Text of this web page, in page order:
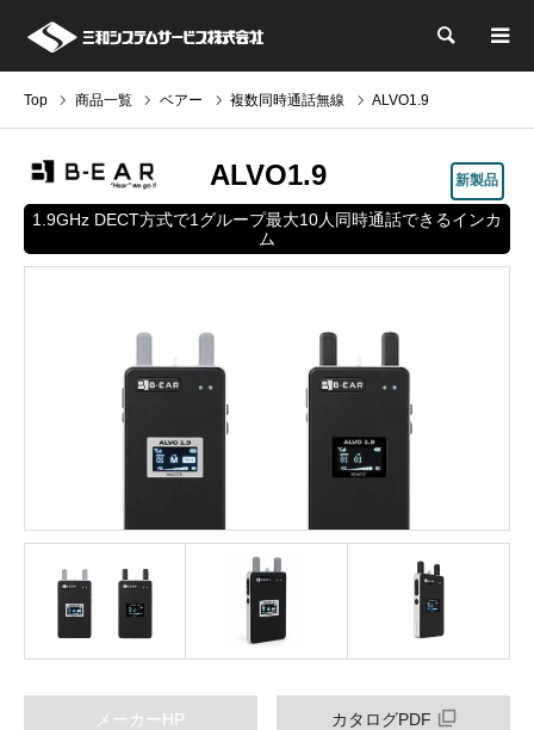
検索
Top 商品一覧 ベアー 複数同時通話無線 ALVO1.9
ALVO1.9 新製品
1.9GHz DECT方式で1グループ最大10人同時通話できるインカ
ム
メーカーHP カタログPDF